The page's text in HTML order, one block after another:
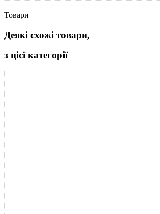
Товари
Деякі схожі товари,
з цієї категорії